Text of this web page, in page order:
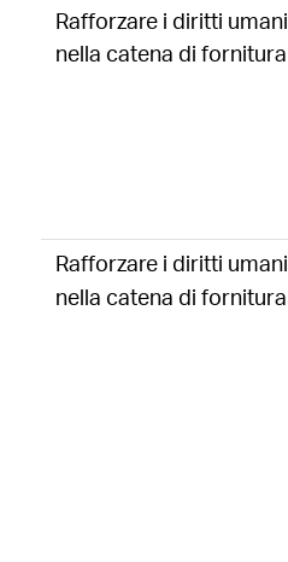
Rafforzare i diritti umani
nella catena di fornitura
Rafforzare i diritti umani
nella catena di fornitura